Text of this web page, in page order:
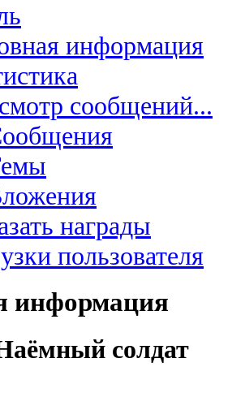
информация
сообщений...
награды
пользователя
информация
солдат